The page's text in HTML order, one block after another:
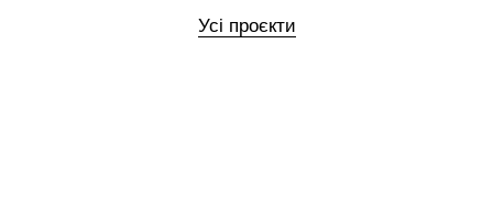
Усі проєкти